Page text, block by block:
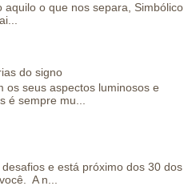
aquilo o que nos separa, Simbólico
do signo
os seus aspectos luminosos e
é sempre mu...
e está próximo dos 30 dos
A n...